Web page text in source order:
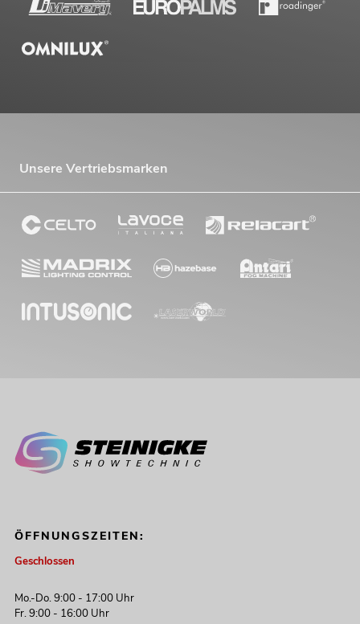
Unsere Vertriebsmarken
ÖFFNUNGSZEITEN:
Geschlossen
Mo.-Do. 9:00 - 17:00 Uhr
Fr. 9:00 - 16:00 Uhr